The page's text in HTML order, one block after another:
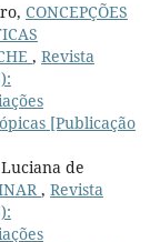
CONCEPÇÕES
, Revista
[Publicação
de
, Revista